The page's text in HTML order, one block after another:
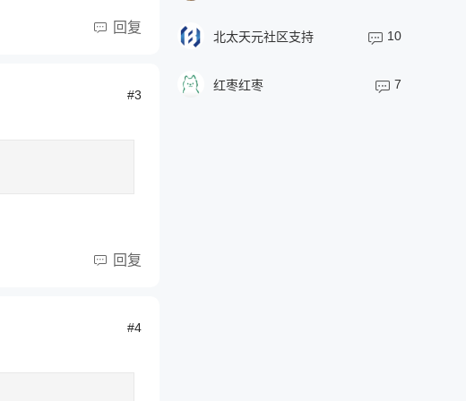
回复
#3
回复
#4
北太天元社区支持 10
红枣红枣 7